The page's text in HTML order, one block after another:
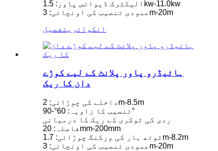
الیکٹرک ڈیوائس پاور: 1.5kw-11.0kw
عمودی تنصیب کی اونچائی: 3m-20m
انکوائری تفصیل
ہائیڈرو پاور پلانٹ کے لیے کوڑے
دان کا ریک
داخلے کی چوڑائی: 2m-8.5m
تنصیب کا زاویہ: 60°-90°
ردی کی ٹوکری کے ریک کا درمیانی
فاصلہ: 20mm-200mm
ٹوتھ بار کی ورکنگ چوڑائی: 1.7m-8.2m
عمودی تنصیب کی اونچائی: 3m-20m